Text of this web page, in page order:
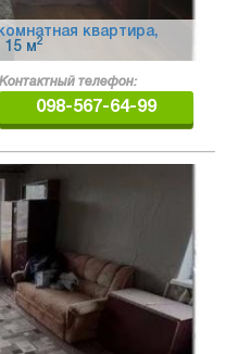
квартира,
15 м2
Контактный телефон:
098-567-64-99